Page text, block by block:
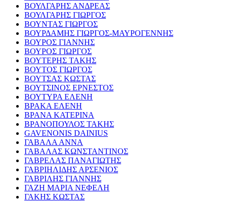
ΒΟΥΛΓΑΡΗΣ ΑΝΔΡΕΑΣ
ΒΟΥΛΓΑΡΗΣ ΓΙΩΡΓΟΣ
ΒΟΥΝΤΑΣ ΓΙΩΡΓΟΣ
ΒΟΥΡΔΑΜΗΣ ΓΙΩΡΓΟΣ-ΜΑΥΡΟΓΕΝΝΗΣ
ΒΟΥΡΟΣ ΓΙΑΝΝΗΣ
ΒΟΥΡΟΣ ΓΙΩΡΓΟΣ
ΒΟΥΤΕΡΗΣ ΤΑΚΗΣ
ΒΟΥΤΟΣ ΓΙΩΡΓΟΣ
ΒΟΥΤΣΑΣ ΚΩΣΤΑΣ
ΒΟΥΤΣΙΝΟΣ ΕΡΝΕΣΤΟΣ
ΒΟΥΤΥΡΑ ΕΛΕΝΗ
ΒΡΑΚΑ ΕΛΕΝΗ
ΒΡΑΝΑ ΚΑΤΕΡΙΝΑ
ΒΡΑΝΟΠΟΥΛΟΣ ΤΑΚΗΣ
GAVENONIS DAINIUS
ΓΑΒΑΛΑ ΑΝΝΑ
ΓΑΒΑΛΑΣ ΚΩΝΣΤΑΝΤΙΝΟΣ
ΓΑΒΡΕΛΑΣ ΠΑΝΑΓΙΩΤΗΣ
ΓΑΒΡΙΗΛΙΔΗΣ ΑΡΣΕΝΙΟΣ
ΓΑΒΡΙΛΗΣ ΓΙΑΝΝΗΣ
ΓΑΖΗ ΜΑΡΙΑ ΝΕΦΕΛΗ
ΓΑΚΗΣ ΚΩΣΤΑΣ